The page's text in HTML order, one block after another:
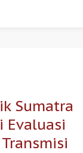
Sumatra
Evaluasi